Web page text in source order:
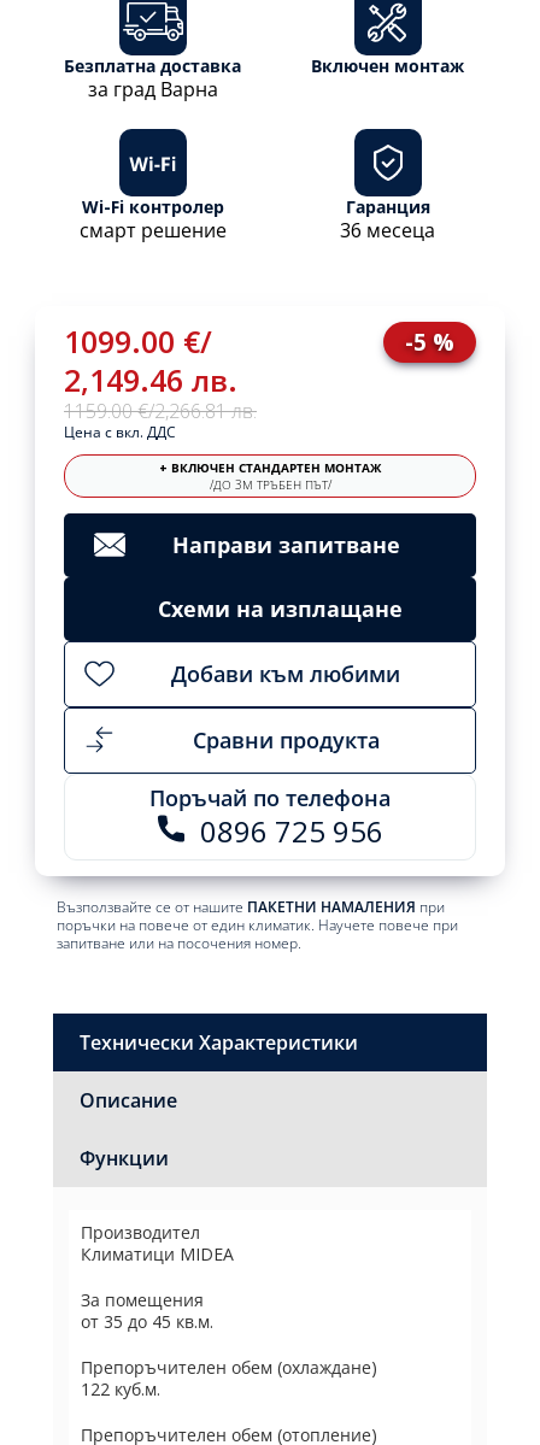
1099.00 €/
2,149.46 лв.
1159.00 €/2,266.81 лв.
-5 %
Цена с вкл. ДДС
+ ВКЛЮЧЕН СТАНДАРТЕН МОНТАЖ
/ДО 3М ТРЪБЕН ПЪТ/
Направи запитване
Схеми на изплащане
Добави към любими
Сравни продукта
Поръчай по телефона
0896 725 956
Възползвайте се от нашите ПАКЕТНИ НАМАЛЕНИЯ при
поръчки на повече от един климатик. Научете повече при
запитване или на посочения номер.
Безплатна доставка
за град Варна
Включен монтаж
Wi-Fi контролер
смарт решение
Гаранция
36 месеца
Технически Характеристики
Описание
Функции
Производител
Климатици MIDEA
За помещения
от 35 до 45 кв.м.
Препоръчителен обем (охлаждане)
122 куб.м.
Препоръчителен обем (отопление)